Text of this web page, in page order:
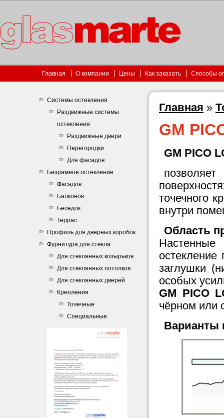
Главная О компании Цены Как заказать Способы
Системы остекления
Раздвижные системы
остекления
Раздвижные двери
Перегородки
Для фасадов
Безрамное остекление
Фасадов
Балконов
Беседок
Террас
Профиль для дверных коробок
Фурнитура для стекла
Для стеклянных козырьков
Для стеклянных потолков
Для стеклянных дверей
Крепления
Точечные
Специальные
Главная »
GM
GM PICO
точечного
внутри
Область
остекление
заглушки
особых
GM PICO
чёрном или
Варианты